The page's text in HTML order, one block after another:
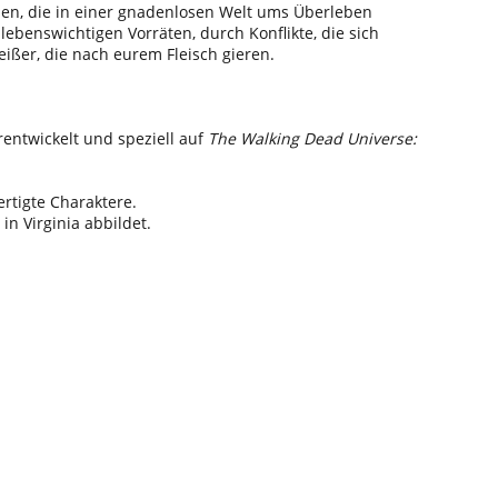
die in einer gnadenlosen Welt ums Überleben
Vorräten, durch Konflikte, die sich
die nach eurem Fleisch gieren.
und speziell auf The Walking Dead Universe:
Charaktere.
in Virginia abbildet.